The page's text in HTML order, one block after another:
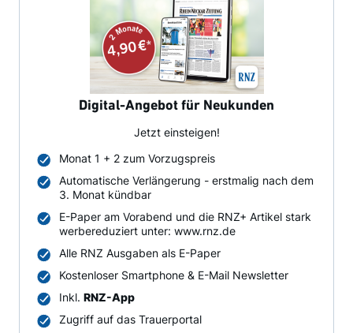
Digital-Angebot für Neukunden
Jetzt einsteigen!
Monat 1 + 2 zum Vorzugspreis
Automatische Verlängerung - erstmalig nach dem
3. Monat kündbar
E-Paper am Vorabend und die RNZ+ Artikel stark
werbereduziert unter: www.rnz.de
Alle RNZ Ausgaben als E-Paper
Kostenloser Smartphone & E-Mail Newsletter
Inkl. RNZ-App
Zugriff auf das Trauerportal